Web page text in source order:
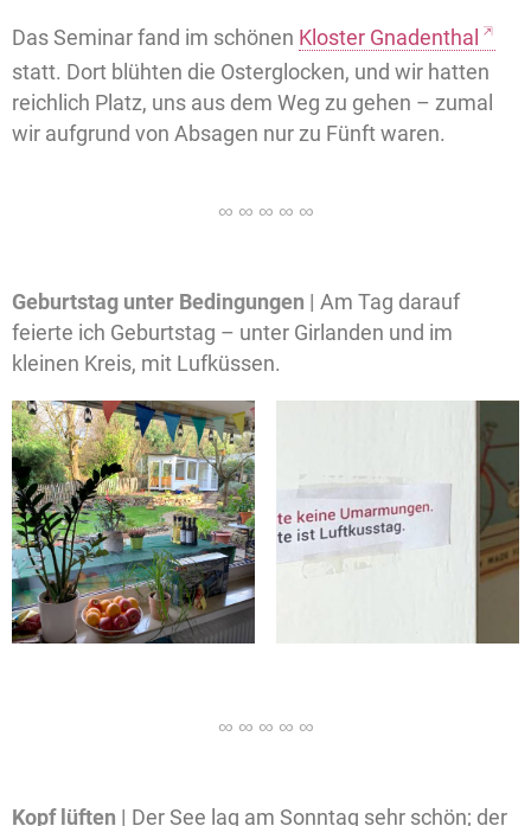
Das Seminar fand im schönen Kloster Gnadenthal
statt. Dort blühten die Osterglocken, und wir hatten
reichlich Platz, uns aus dem Weg zu gehen – zumal
wir aufgrund von Absagen nur zu Fünft waren.
Geburtstag unter Bedingungen | Am Tag darauf
feierte ich Geburtstag – unter Girlanden und im
kleinen Kreis, mit Lufküssen.
Kopf lüften | Der See lag am Sonntag sehr schön; der